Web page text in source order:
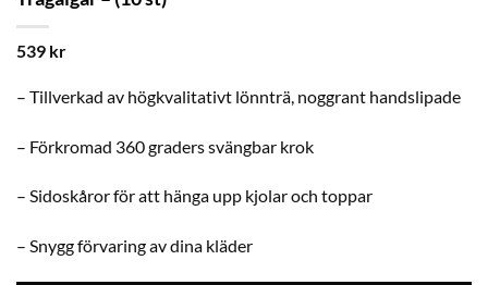
539 kr
– Tillverkad av högkvalitativt lönnträ, noggrant handslipade
– Förkromad 360 graders svängbar krok
– Sidoskåror för att hänga upp kjolar och toppar
– Snygg förvaring av dina kläder